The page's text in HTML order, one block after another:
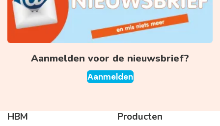
Aanmelden voor de nieuwsbrief?
Aanmelden
HBM Producten